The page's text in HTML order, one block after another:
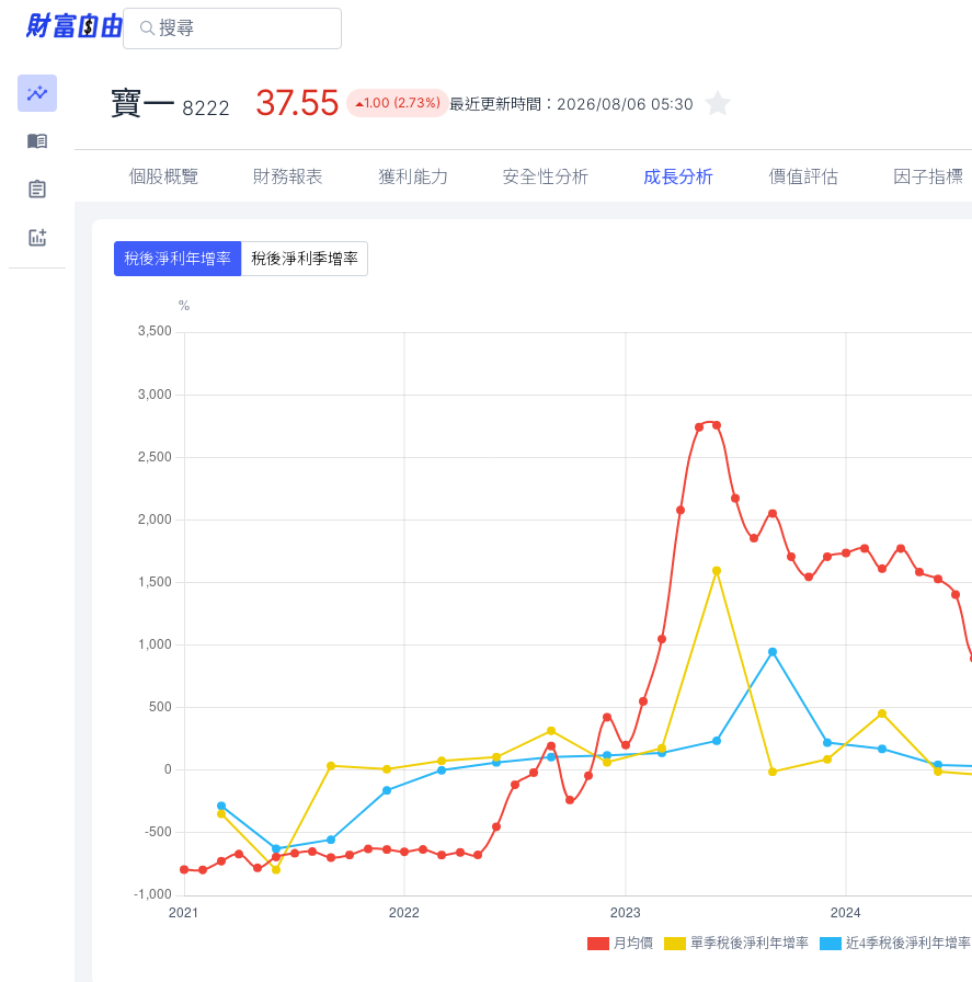
寶一 8222 37.55 1.00 (2.73%) 最近更新時間： 2026/08/06 05:30
個股概覽 財務報表 獲利能力 安全性分析 成長分析 價值評估 因子指標
稅後淨利年增率 稅後淨利季增率
月均價 單季稅後淨利年增率 近4季稅後淨利年增率